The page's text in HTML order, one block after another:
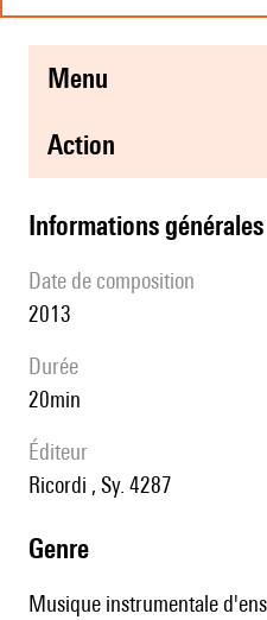
menu
action
informations générales
date de composition
2013
durée
20min
éditeur
Ricordi , Sy. 4287
genre
Musique instrumentale